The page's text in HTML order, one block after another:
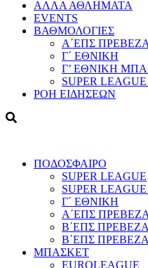
ΑΛΛΑ ΑΘΛΗΜΑΤΑ
EVENTS
ΒΑΘΜΟΛΟΓΙΕΣ
Α΄ΕΠΣ
Γ΄ ΕΘΝΙΚΗ
Γ’ ΕΘΝΙΚΗ
SUPER LEAGUE
ΡΟΗ ΕΙΔΗΣΕΩΝ
ΠΟΔΟΣΦΑΙΡΟ
SUPER LEAGUE
SUPER LEAGUE
Γ΄ ΕΘΝΙΚΗ
Α΄ΕΠΣ
Β΄ΕΠΣ
Β΄ΕΠΣ
ΜΠΑΣΚΕΤ
EUROLEAGUE